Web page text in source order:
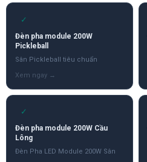
✓
Đèn pha module 200W
Pickleball
Sân Pickleball tiêu chuẩn
✓
Đèn pha module 200W Cầu
Lông
Đèn Pha LED Module 200W Sân